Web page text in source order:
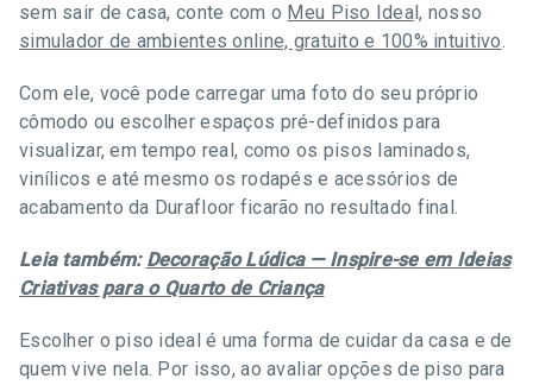
sem sair de casa, conte com o Meu Piso Ideal, nosso
simulador de ambientes online, gratuito e 100% intuitivo.
Com ele, você pode carregar uma foto do seu próprio
cômodo ou escolher espaços pré-definidos para
visualizar, em tempo real, como os pisos laminados,
vinílicos e até mesmo os rodapés e acessórios de
acabamento da Durafloor ficarão no resultado final.
Leia também: Decoração Lúdica — Inspire-se em Ideias
Criativas para o Quarto de Criança
Escolher o piso ideal é uma forma de cuidar da casa e de
quem vive nela. Por isso, ao avaliar opções de piso para